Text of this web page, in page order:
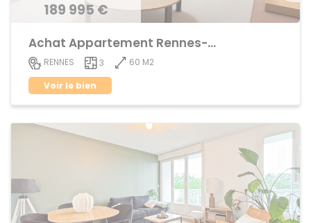
189 995 €
Achat Appartement Rennes-Cleunay
RENNES 3
60 M2
Voir le bien